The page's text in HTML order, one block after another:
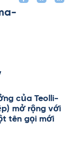
của Teol­li­
mở rộng với
tên gọi mới